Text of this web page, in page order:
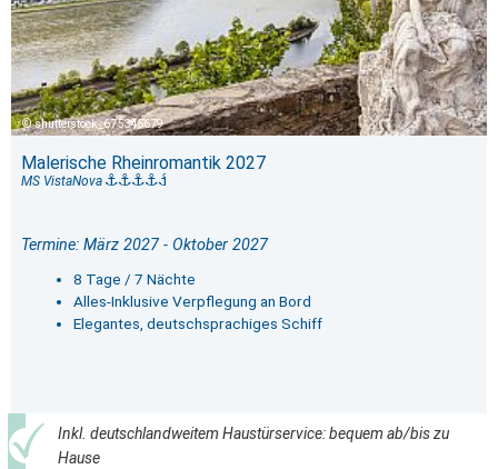
shutterstock_675345679
Malerische Rheinromantik 2027
MS VistaNova
Termine: März 2027 - Oktober 2027
8 Tage / 7 Nächte
Alles-Inklusive Verpflegung an Bord
Elegantes, deutschsprachiges Schiff
Inkl. deutschlandweitem Haustürservice: bequem ab/bis zu
Hause